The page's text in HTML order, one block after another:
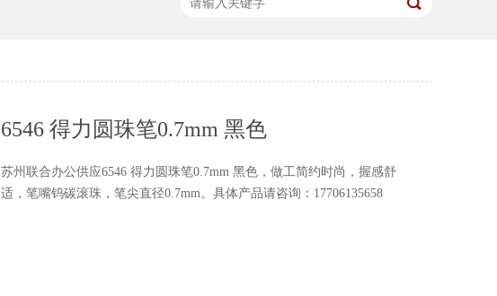
6546 得力圆珠笔0.7mm 黑色
苏州联合办公供应6546 得力圆珠笔0.7mm 黑色，做工简约时尚，握感舒
适，笔嘴钨碳滚珠，笔尖直径0.7mm。具体产品请咨询：17706135658